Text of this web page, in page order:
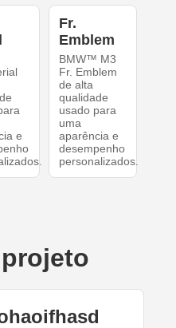
e
Fr.
Emblem
BMW™ M3
Fr. Emblem
de alta
qualidade
usado para
uma
aparência e
desempenho
personalizados.